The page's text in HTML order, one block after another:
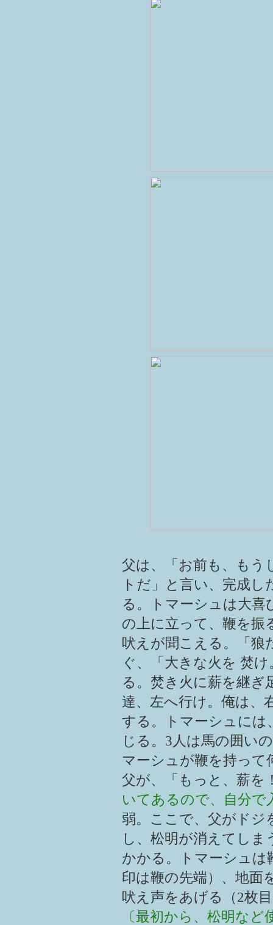
父は、「お前も、もう
トだ」と言い、完成
る。トマーシュは大喜
の上に立って、鞭を振
吠えが聞こえる。「
ぐ、「大きな火を 焚
る。焚き火に薪を継ぎ
達、左へ行け。俺は、
する。トマーシュには
じる。3人は馬の囲い
マーシュが鞭を持って
父が、「もっと、薪を
いてあるので、自分で
弱。ここで、父がドジ
し、松明が消えてし
かかる。トマーシュは
印は鞭の先端）、地面
吠え声をあげる（2枚
〔最初から、松明な